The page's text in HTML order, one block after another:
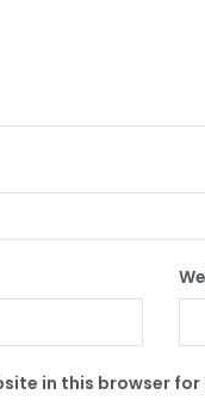
in this browser